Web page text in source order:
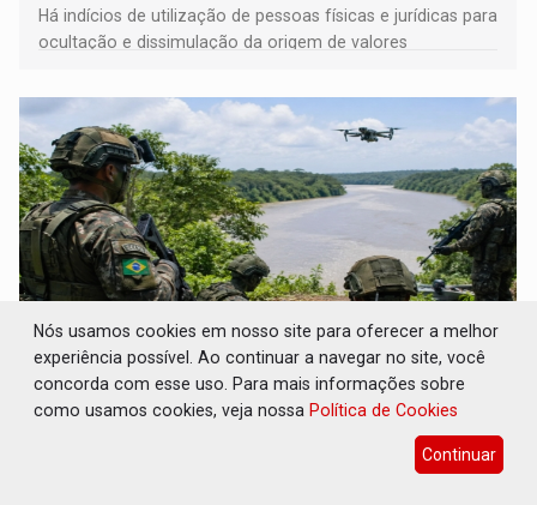
Há indícios de utilização de pessoas físicas e jurídicas para
ocultação e dissimulação da origem de valores
ESCONDIDOS NA AMAZÔNIA: Facções
migram base criminosa para Bolívia e
Nós usamos cookies em nosso site para oferecer a melhor
experiência possível. Ao continuar a navegar no site, você
concorda com esse uso. Para mais informações sobre
como usamos cookies, veja nossa Política de Cookies
Continuar